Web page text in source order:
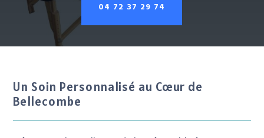
04 72 37 29 74
Un Soin Personnalisé au Cœur de
Bellecombe